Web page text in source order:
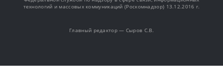
технологий и массовых коммуникаций (Роскомнадзор) 13.12.2016 г.
Главный редактор — Сыров С.В.